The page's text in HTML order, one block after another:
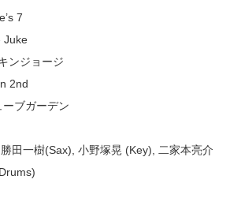
7
Juke
ンジョージ
2nd
ブガーデン
田一樹(Sax), 小野塚晃 (Key), 二家本亮介